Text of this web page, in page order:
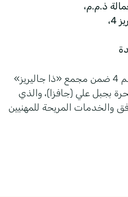
ذ.م.م،
يقع مكتبنا في المبنى رقم 4 ضمن مجمع «ذا جاليريز»
بجبل علي (جافزا)، والذي
والخدمات المريحة للمهنيين